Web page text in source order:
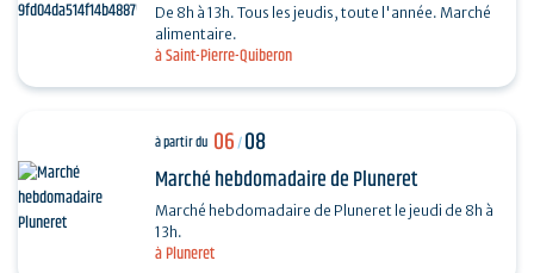
à Saint-Pierre-Quiberon
De 8h à 13h. Tous les jeudis, toute l'année. Marché
alimentaire.
à Pluneret
à partir du 06/08
Marché hebdomadaire de Pluneret
Marché hebdomadaire de Pluneret le jeudi de 8h à
13h.